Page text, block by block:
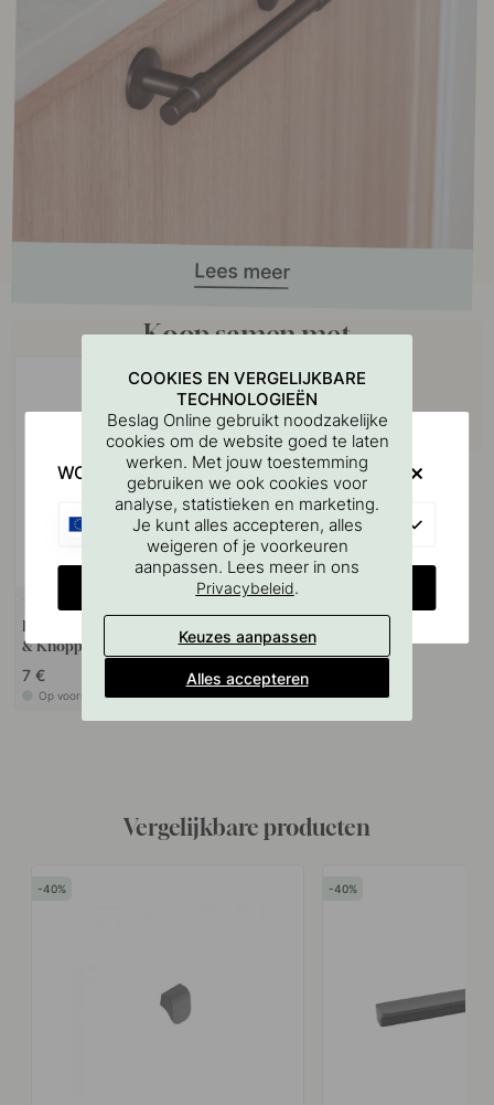
Koop samen met
Boorsjabloon voor handgrepen
& Knoppen
7 €
Op voorraad
Vergelijkbare producten
40 40
COOKIES EN VERGELIJKBARE
TECHNOLOGIEËN
Beslag Online gebruikt noodzakelijke
cookies om de website goed te laten
werken. Met jouw toestemming
gebruiken we ook cookies voor
analyse, statistieken en marketing.
Je kunt alles accepteren, alles
weigeren of je voorkeuren
aanpassen. Lees meer in ons
Privacybeleid.
Keuzes aanpassen
Alles accepteren
WOULD YOU RATHER VISIT?
CHANGE COUNTRY